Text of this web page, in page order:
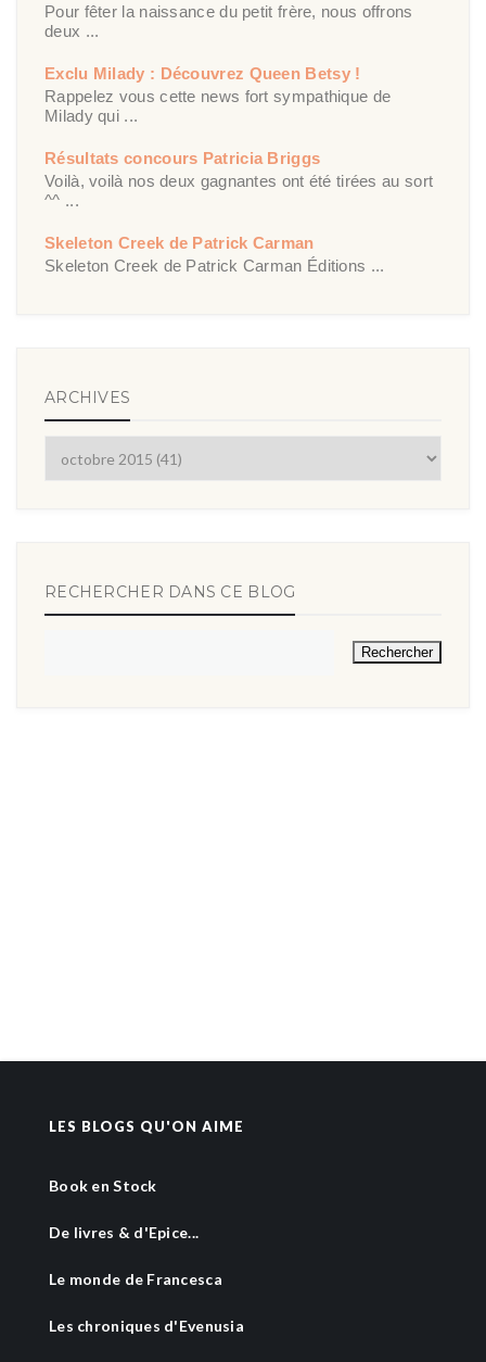
Pour fêter la naissance du petit frère, nous offrons
deux ...
Exclu Milady : Découvrez Queen Betsy !
Rappelez vous cette news fort sympathique de
Milady qui ...
Résultats concours Patricia Briggs
Voilà, voilà nos deux gagnantes ont été tirées au sort
^^ ...
Skeleton Creek de Patrick Carman
Skeleton Creek de Patrick Carman Éditions ...
ARCHIVES
RECHERCHER DANS CE BLOG
LES BLOGS QU'ON AIME
Book en Stock
De livres & d'Epice...
Le monde de Francesca
Les chroniques d'Evenusia